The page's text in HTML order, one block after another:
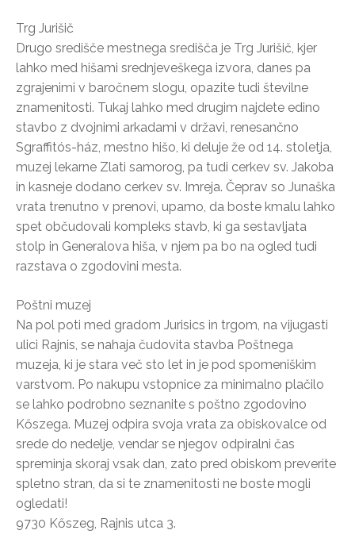
Trg Jurišič
Drugo središče mestnega središča je Trg Jurišič, kjer
lahko med hišami srednjeveškega izvora, danes pa
zgrajenimi v baročnem slogu, opazite tudi številne
znamenitosti. Tukaj lahko med drugim najdete edino
stavbo z dvojnimi arkadami v državi, renesančno
Sgraffitós-ház, mestno hišo, ki deluje že od 14. stoletja,
muzej lekarne Zlati samorog, pa tudi cerkev sv. Jakoba
in kasneje dodano cerkev sv. Imreja. Čeprav so Junaška
vrata trenutno v prenovi, upamo, da boste kmalu lahko
spet občudovali kompleks stavb, ki ga sestavljata
stolp in Generalova hiša, v njem pa bo na ogled tudi
razstava o zgodovini mesta.
Poštni muzej
Na pol poti med gradom Jurisics in trgom, na vijugasti
ulici Rajnis, se nahaja čudovita stavba Poštnega
muzeja, ki je stara več sto let in je pod spomeniškim
varstvom. Po nakupu vstopnice za minimalno plačilo
se lahko podrobno seznanite s poštno zgodovino
Kőszega. Muzej odpira svoja vrata za obiskovalce od
srede do nedelje, vendar se njegov odpiralni čas
spreminja skoraj vsak dan, zato pred obiskom preverite
spletno stran, da si te znamenitosti ne boste mogli
ogledati!
9730 Kőszeg, Rajnis utca 3.